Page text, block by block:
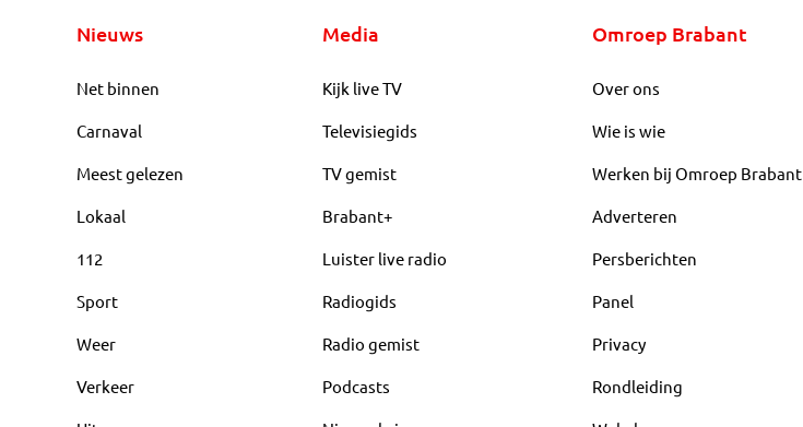
Nieuws
Net binnen
Carnaval
Meest gelezen
Lokaal
112
Sport
Weer
Verkeer
Media
Kijk live TV
Televisiegids
TV gemist
Brabant+
Luister live radio
Radiogids
Radio gemist
Podcasts
Omroep Brabant
Over ons
Wie is wie
Werken bij Omroep Brabant
Adverteren
Persberichten
Panel
Privacy
Rondleiding